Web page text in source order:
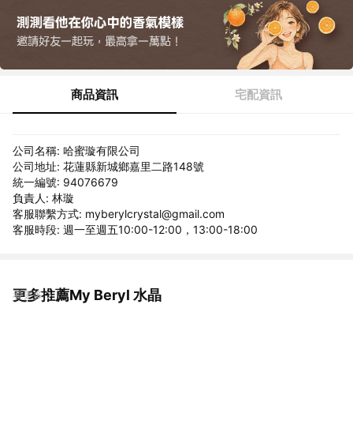
商品資訊 宅配資訊
公司名稱: 哈蜜璇有限公司
公司地址: 花蓮縣新城鄉嘉里二路148號
統一編號: 94076679
負責人: 林璇
客服聯繫方式: myberylcrystal@gmail.com
客服時段: 週一至週五10:00-12:00，13:00-18:00
更多推薦My Beryl 水晶
看更多